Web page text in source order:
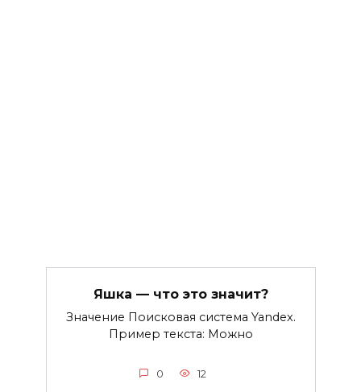
Яшка — что это значит?
Значение Поисковая система Yandex.
Пример текста: Можно
0 12